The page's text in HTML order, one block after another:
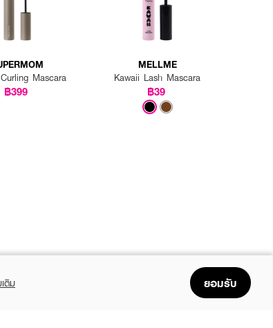
Mascara
฿399
MELLME
Kawaii Lash Mascara
฿39
ติม ยอมรับ